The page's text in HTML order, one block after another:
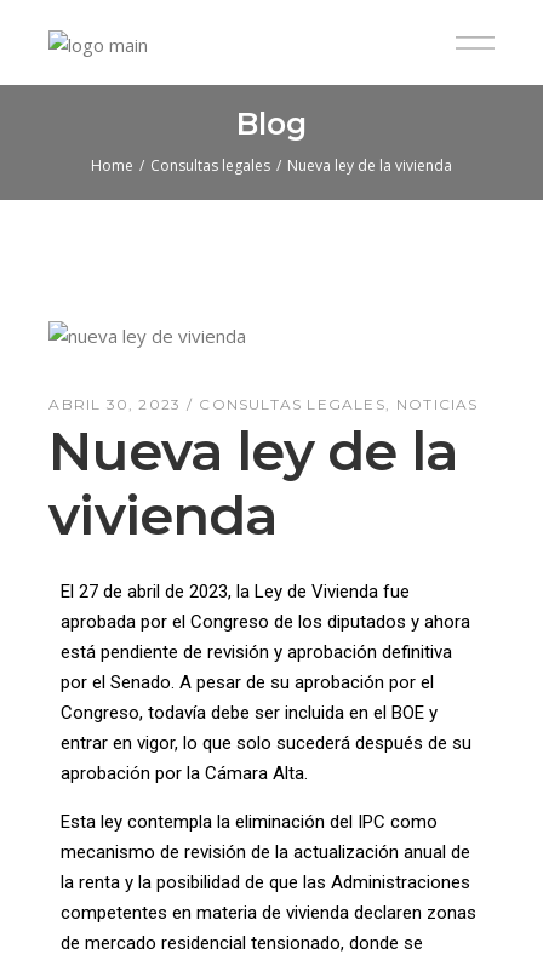
Blog
Home Consultas legales Nueva ley de la vivienda
ABRIL 30, 2023 CONSULTAS LEGALES NOTICIAS
Nueva ley de la
vivienda
El 27 de abril de 2023, la Ley de Vivienda fue
aprobada por el Congreso de los diputados y ahora
está pendiente de revisión y aprobación definitiva
por el Senado. A pesar de su aprobación por el
Congreso, todavía debe ser incluida en el BOE y
entrar en vigor, lo que solo sucederá después de su
aprobación por la Cámara Alta.
Esta ley contempla la eliminación del IPC como
mecanismo de revisión de la actualización anual de
la renta y la posibilidad de que las Administraciones
competentes en materia de vivienda declaren zonas
de mercado residencial tensionado, donde se